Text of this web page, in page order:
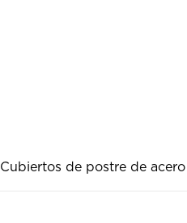
Cubiertos de postre de